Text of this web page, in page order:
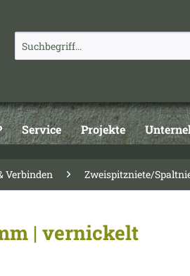
Service Projekte
Verbinden Zweispitzniete/
| vernickelt